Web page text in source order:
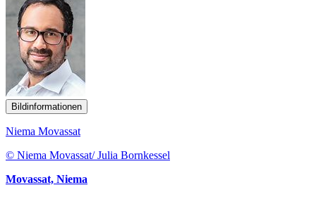
Bildinformationen
Niema Movassat
© Niema Movassat/ Julia Bornkessel
Movassat, Niema